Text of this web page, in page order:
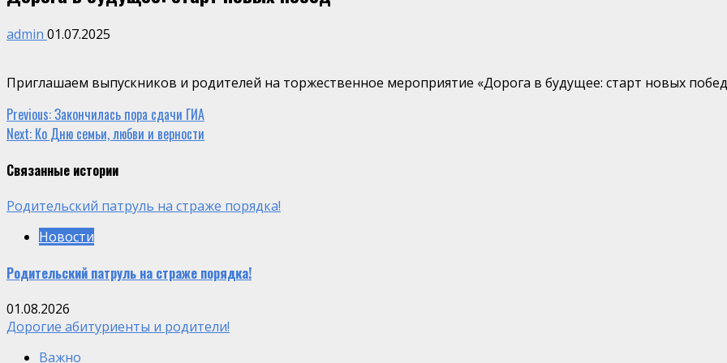
admin 01.07.2025
Приглашаем выпускников и родителей на торжественное мероприятие «Дорога в будущее: старт новых
Continue
Reading
Previous:Закончилась пора сдачи ГИА
Next: Ко Дню семьи, любви и верности
Связанные истории
Родительский патруль на страже порядка!
Новости
Родительский патруль на страже порядка!
01.08.2026
Дорогие абитуриенты и родители!
Важно